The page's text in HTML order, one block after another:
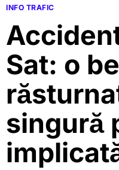
INFO TRAFIC
Sat: o
singură